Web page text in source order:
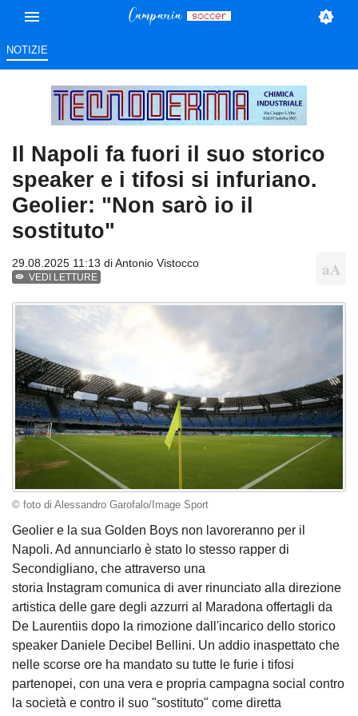
NOTIZIE
Il Napoli fa fuori il suo storico
speaker e i tifosi si infuriano.
Geolier: "Non sarò io il
sostituto"
29.08.2025 11:13 diAntonio Vistocco
VEDI LETTURE
© foto di Alessandro Garofalo/Image Sport
Geolier e la sua Golden Boys non lavoreranno per il
Napoli. Ad annunciarlo è stato lo stesso rapper di
Secondigliano, che attraverso una
storia Instagram comunica di aver rinunciato alla direzione
artistica delle gare degli azzurri al Maradona offertagli da
De Laurentiis dopo la rimozione dall'incarico dello storico
speaker Daniele Decibel Bellini. Un addio inaspettato che
nelle scorse ore ha mandato su tutte le furie i tifosi
partenopei, con una vera e propria campagna social contro
la società e contro il suo "sostituto" come diretta